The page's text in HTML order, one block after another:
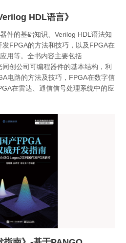
HDL语言》
件的基础知识、Verilog HDL语法知
FPGA的方法和技巧，以及FPGA在
用等。全书内容主要包括
创公司可编程器件的基本结构，利
电路的方法及技巧，FPGA在数字信
在雷达、通信信号处理系统中的应